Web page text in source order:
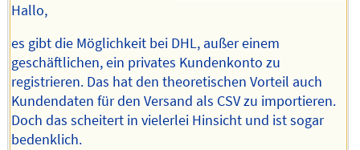
Hallo,
es gibt die Möglichkeit bei DHL, außer einem
geschäftlichen, ein privates Kundenkonto zu
registrieren. Das hat den theoretischen Vorteil auch
Kundendaten für den Versand als CSV zu importieren.
Doch das scheitert in vielerlei Hinsicht und ist sogar
bedenklich.